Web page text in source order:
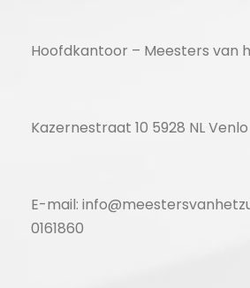
Hoofdkantoor – Meesters van
Kazernestraat 10 5928 NL Venlo
E-mail:
0161860